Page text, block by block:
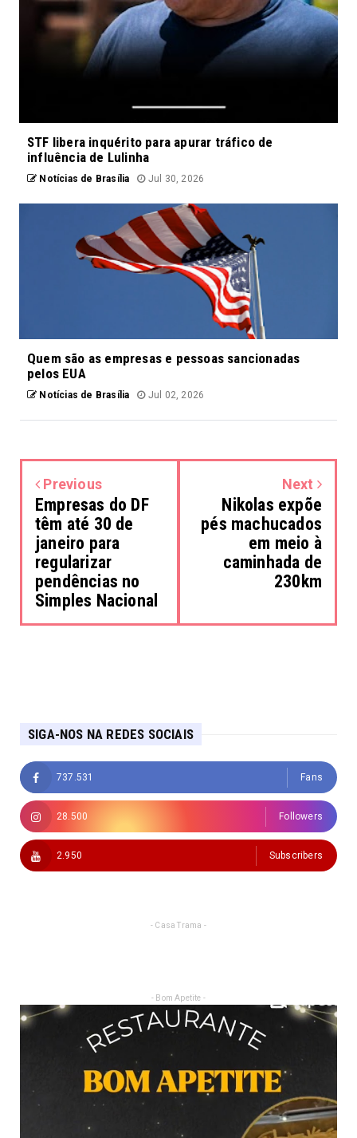
STF libera inquérito para apurar tráfico de
influência de Lulinha
Notícias de Brasília Jul 30, 2026
Quem são as empresas e pessoas sancionadas
pelos EUA
Notícias de Brasília Jul 02, 2026
Previous
Empresas do DF
têm até 30 de
janeiro para
regularizar
pendências no
Simples Nacional
Next
Nikolas expõe
pés machucados
em meio à
caminhada de
230km
SIGA-NOS NA REDES SOCIAIS
737.531 Fans
28.500 Followers
2.950 Subscribers
- Casa Trama -
- Bom Apetite -